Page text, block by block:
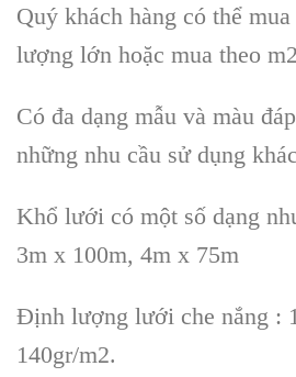
Quý khách hàng có thể
lượng lớn hoặc mua theo
Có đa dạng mẫu và màu
những nhu cầu sử dụng
Khổ lưới có một số dạng
3m x 100m, 4m x 75m
Định lượng lưới che nắng :
140gr/m2.